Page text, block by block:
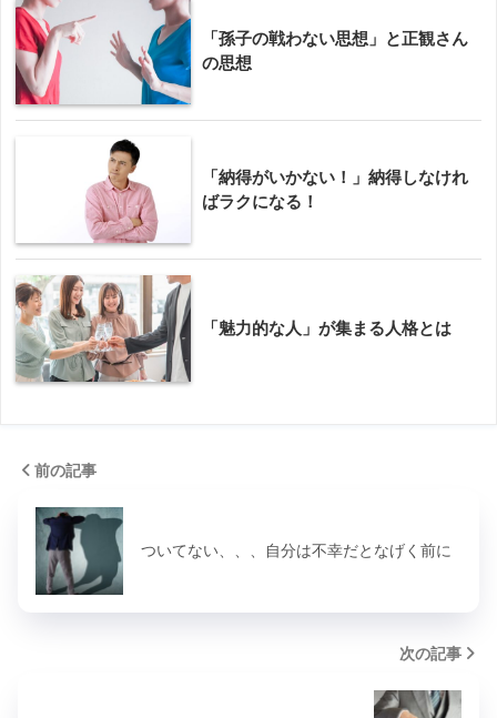
「孫子の戦わない思想」と正観さん
の思想
「納得がいかない！」納得しなけれ
ばラクになる！
「魅力的な人」が集まる人格とは
前の記事
ついてない、、、自分は不幸だとなげく前に
次の記事